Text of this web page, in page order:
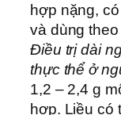
hợp nặng,
và dùng
Ðiều trị dài
thực thể ở
1,2 – 2,4 g
hợp. Liều có